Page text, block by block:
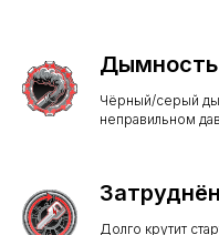
Дымность
Чёрный/серый
неправильном
Долго крутит